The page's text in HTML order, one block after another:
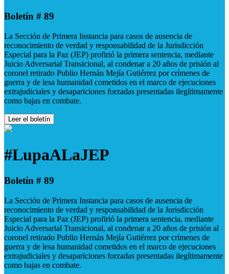
Boletín # 89
La Sección de Primera Instancia para casos de ausencia de
reconocimiento de verdad y responsabilidad de la Jurisdicción
Especial para la Paz (JEP) profirió la primera sentencia, mediante
Juicio Adversarial Transicional, al condenar a 20 años de prisión al
coronel retirado Publio Hernán Mejía Gutiérrez por crímenes de
guerra y de lesa humanidad cometidos en el marco de ejecuciones
extrajudiciales y desapariciones forzadas presentadas ilegítimamente
como bajas en combate.
Leer el boletín
#LupaALaJEP
Boletín # 89
La Sección de Primera Instancia para casos de ausencia de
reconocimiento de verdad y responsabilidad de la Jurisdicción
Especial para la Paz (JEP) profirió la primera sentencia, mediante
Juicio Adversarial Transicional, al condenar a 20 años de prisión al
coronel retirado Publio Hernán Mejía Gutiérrez por crímenes de
guerra y de lesa humanidad cometidos en el marco de ejecuciones
extrajudiciales y desapariciones forzadas presentadas ilegítimamente
como bajas en combate.